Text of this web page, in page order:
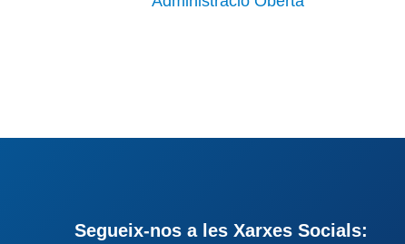
Segueix-nos a les Xarxes Socials: